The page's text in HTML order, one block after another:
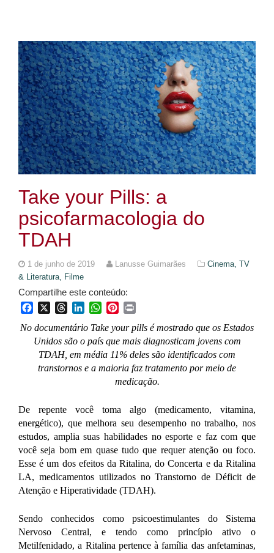
Take your Pills: a
psicofarmacologia do
TDAH
1 de junho de 2019 Lanusse Guimarães
Cinema, TV
& Literatura, Filme
Compartilhe este conteúdo:
FacebookThreadsLinkedInWhatsApp
Pinterest
No documentário Take your pills é mostrado que os Estados
Unidos são o país que mais diagnosticam jovens com
TDAH, em média 11% deles são identificados com
transtornos e a maioria faz tratamento por meio de
medicação.
De repente você toma algo (medicamento, vitamina,
energético), que melhora seu desempenho no trabalho, nos
estudos, amplia suas habilidades no esporte e faz com que
você seja bom em quase tudo que requer atenção ou foco.
Esse é um dos efeitos da Ritalina, do Concerta e da Ritalina
LA, medicamentos utilizados no Transtorno de Déficit de
Atenção e Hiperatividade (TDAH).
Sendo conhecidos como psicoestimulantes do Sistema
Nervoso Central, e tendo como princípio ativo o
Metilfenidado,a Ritalina pertence à família das anfetaminas,